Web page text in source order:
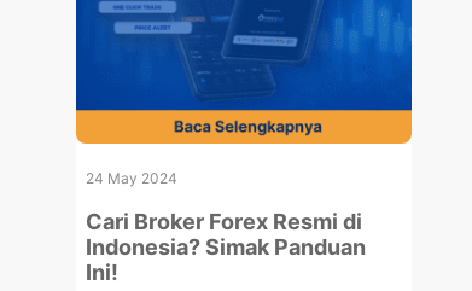
24 May 2024
Cari Broker Forex Resmi di
Indonesia? Simak Panduan
Ini!